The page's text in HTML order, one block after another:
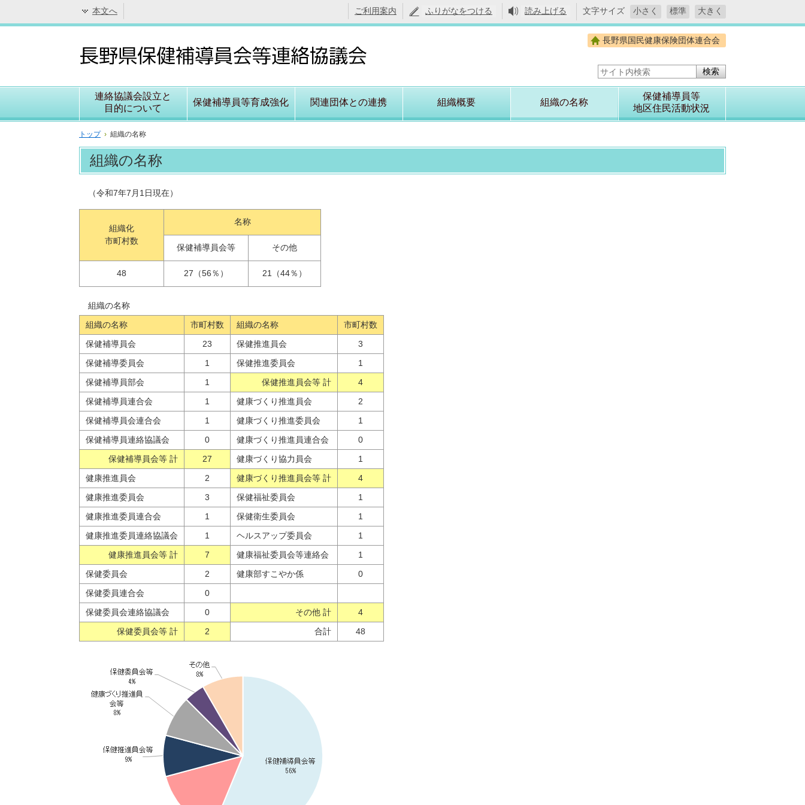
本文へ ご利用案内 ふりがなをつける 読み上げる 文字サイズ 小さく 標準 大きく
長野県国民健康保険団体連合会
サイト内検索
連絡協議会設立と
目的について
保健補導員等育成強化 関連団体との連携 組織概要 組織の名称
保健補導員等
地区住民活動状況
トップ › 組織の名称
組織の名称
（令和7年7月1日現在）
組織化
市町村数
名称
保健補導員会等 その他
48 27（56％） 21（44％）
組織の名称
組織の名称
市町村数 組織の名称
市町村数
保健補導員会
23 保健推進員会
3
保健補導委員会
1 保健推進委員会
1
保健補導員部会
1 保健推進員会等 計
4
保健補導員連合会
1 健康づくり推進員会
2
保健補導員会連合会
1 健康づくり推進委員会
1
保健補導員連絡協議会
0 健康づくり推進員連合会
0
保健補導員会等 計
27 健康づくり協力員会
1
健康推進員会
2 健康づくり推進員会等 計
4
健康推進委員会
3 保健福祉委員会
1
健康推進委員連合会
1 保健衛生委員会
1
健康推進委員連絡協議会
1 ヘルスアップ委員会
1
健康推進員会等 計
7 健康福祉委員会等連絡会
1
保健委員会
2 健康部すこやか係
0
保健委員連合会
0
保健委員会連絡協議会
0 その他 計
4
保健委員会等 計
2 合計 48